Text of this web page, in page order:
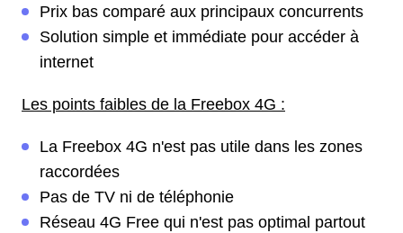
Prix bas comparé aux principaux concurrents
Solution simple et immédiate pour accéder à
internet
Les points faibles de la Freebox 4G :
La Freebox 4G n'est pas utile dans les zones
raccordées
Pas de TV ni de téléphonie
Réseau 4G Free qui n'est pas optimal partout